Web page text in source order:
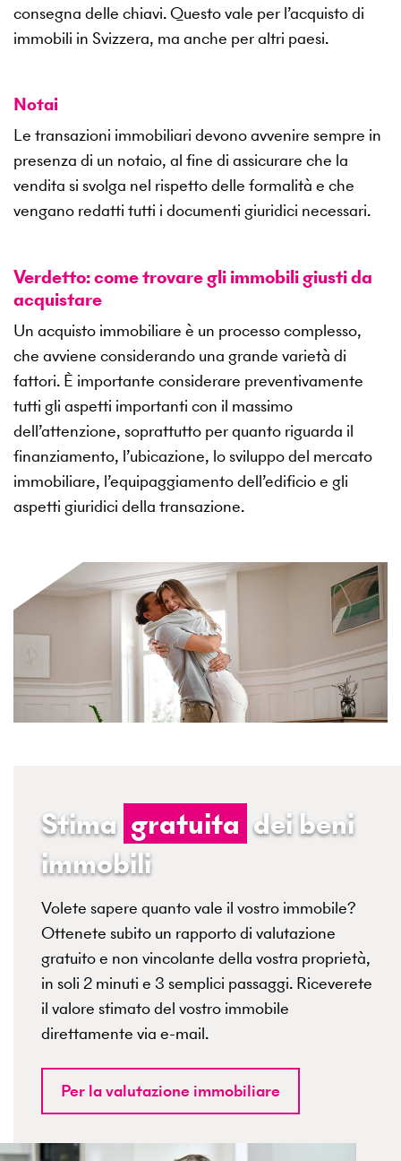
consegna delle chiavi. Questo vale per l’acquisto di
immobili in Svizzera, ma anche per altri paesi.
Notai
Le transazioni immobiliari devono avvenire sempre in
presenza di un notaio, al fine di assicurare che la
vendita si svolga nel rispetto delle formalità e che
vengano redatti tutti i documenti giuridici necessari.
Verdetto: come trovare gli immobili giusti da
acquistare
Un acquisto immobiliare è un processo complesso,
che avviene considerando una grande varietà di
fattori. È importante considerare preventivamente
tutti gli aspetti importanti con il massimo
dell’attenzione, soprattutto per quanto riguarda il
finanziamento, l’ubicazione, lo sviluppo del mercato
immobiliare, l’equipaggiamento dell’edificio e gli
aspetti giuridici della transazione.
Stima gratuita dei beni
immobili
Volete sapere quanto vale il vostro immobile?
Ottenete subito un rapporto di valutazione
gratuito e non vincolante della vostra proprietà,
in soli 2 minuti e 3 semplici passaggi. Riceverete
il valore stimato del vostro immobile
direttamente via e-mail.
Per la valutazione immobiliare